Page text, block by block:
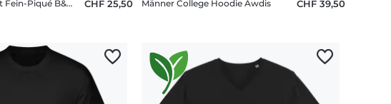
Männer Poloshirt Fein-Piqué B&C CHF 25,50 Männer College Hoodie Awdis CHF 39,50